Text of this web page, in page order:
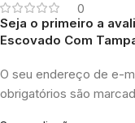
0
Seja o primeiro a
Escovado Com
O seu endereço de e-
obrigatórios são